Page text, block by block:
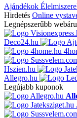
Ajándékok
Hirdetés Online
Legnépszerűbb
Deco24.hu
Hszien.hu
Allegro.hu
Legújabb kuponok